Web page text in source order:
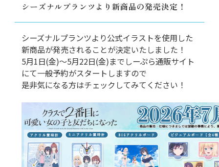
シーズナルプランツより新商品の発売決定！
シーズナルプランツより公式イラストを使用した
新商品が発売されることが決定いたしました！
5月1日(金)〜5月22日(金)までしーぷら通販サイト
にて一般予約がスタートしますので
是非気になる方はチェックしてみてください！